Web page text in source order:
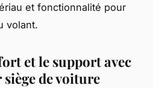
et fonctionnalité pour
volant.
et le support avec
de voiture